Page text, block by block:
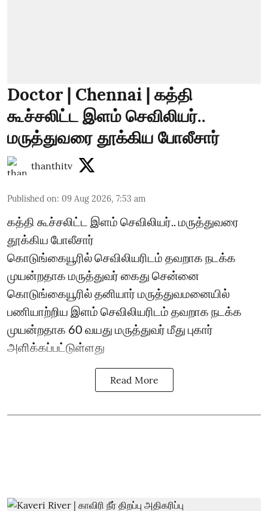
Doctor | Chennai | கத்தி
கூச்சலிட்ட இளம் செவிலியர்..
மருத்துவரை தூக்கிய போலீசார்
thanthitv
Published on: 09 Aug 2026, 7:53 am
கத்தி கூச்சலிட்ட இளம் செவிலியர்.. மருத்துவரை
தூக்கிய போலீசார்
கொடுங்கையூரில் செவிலியரிடம் தவறாக நடக்க
முயன்றதாக மருத்துவர் கைது சென்னை
கொடுங்கையூரில் தனியார் மருத்துவமனையில்
பணியாற்றிய இளம் செவிலியரிடம் தவறாக நடக்க
முயன்றதாக 60 வயது மருத்துவர் மீது புகார்
அளிக்கப்பட்டுள்ளது
Read More